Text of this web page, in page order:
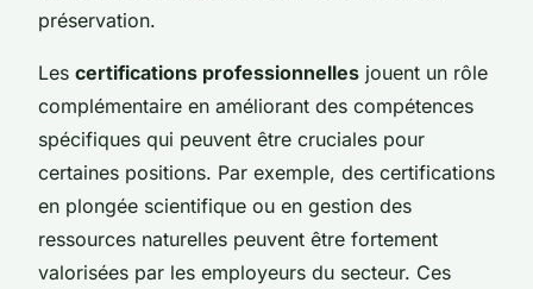
préservation.
Les certifications professionnelles jouent un rôle
complémentaire en améliorant des compétences
spécifiques qui peuvent être cruciales pour
certaines positions. Par exemple, des certifications
en plongée scientifique ou en gestion des
ressources naturelles peuvent être fortement
valorisées par les employeurs du secteur. Ces